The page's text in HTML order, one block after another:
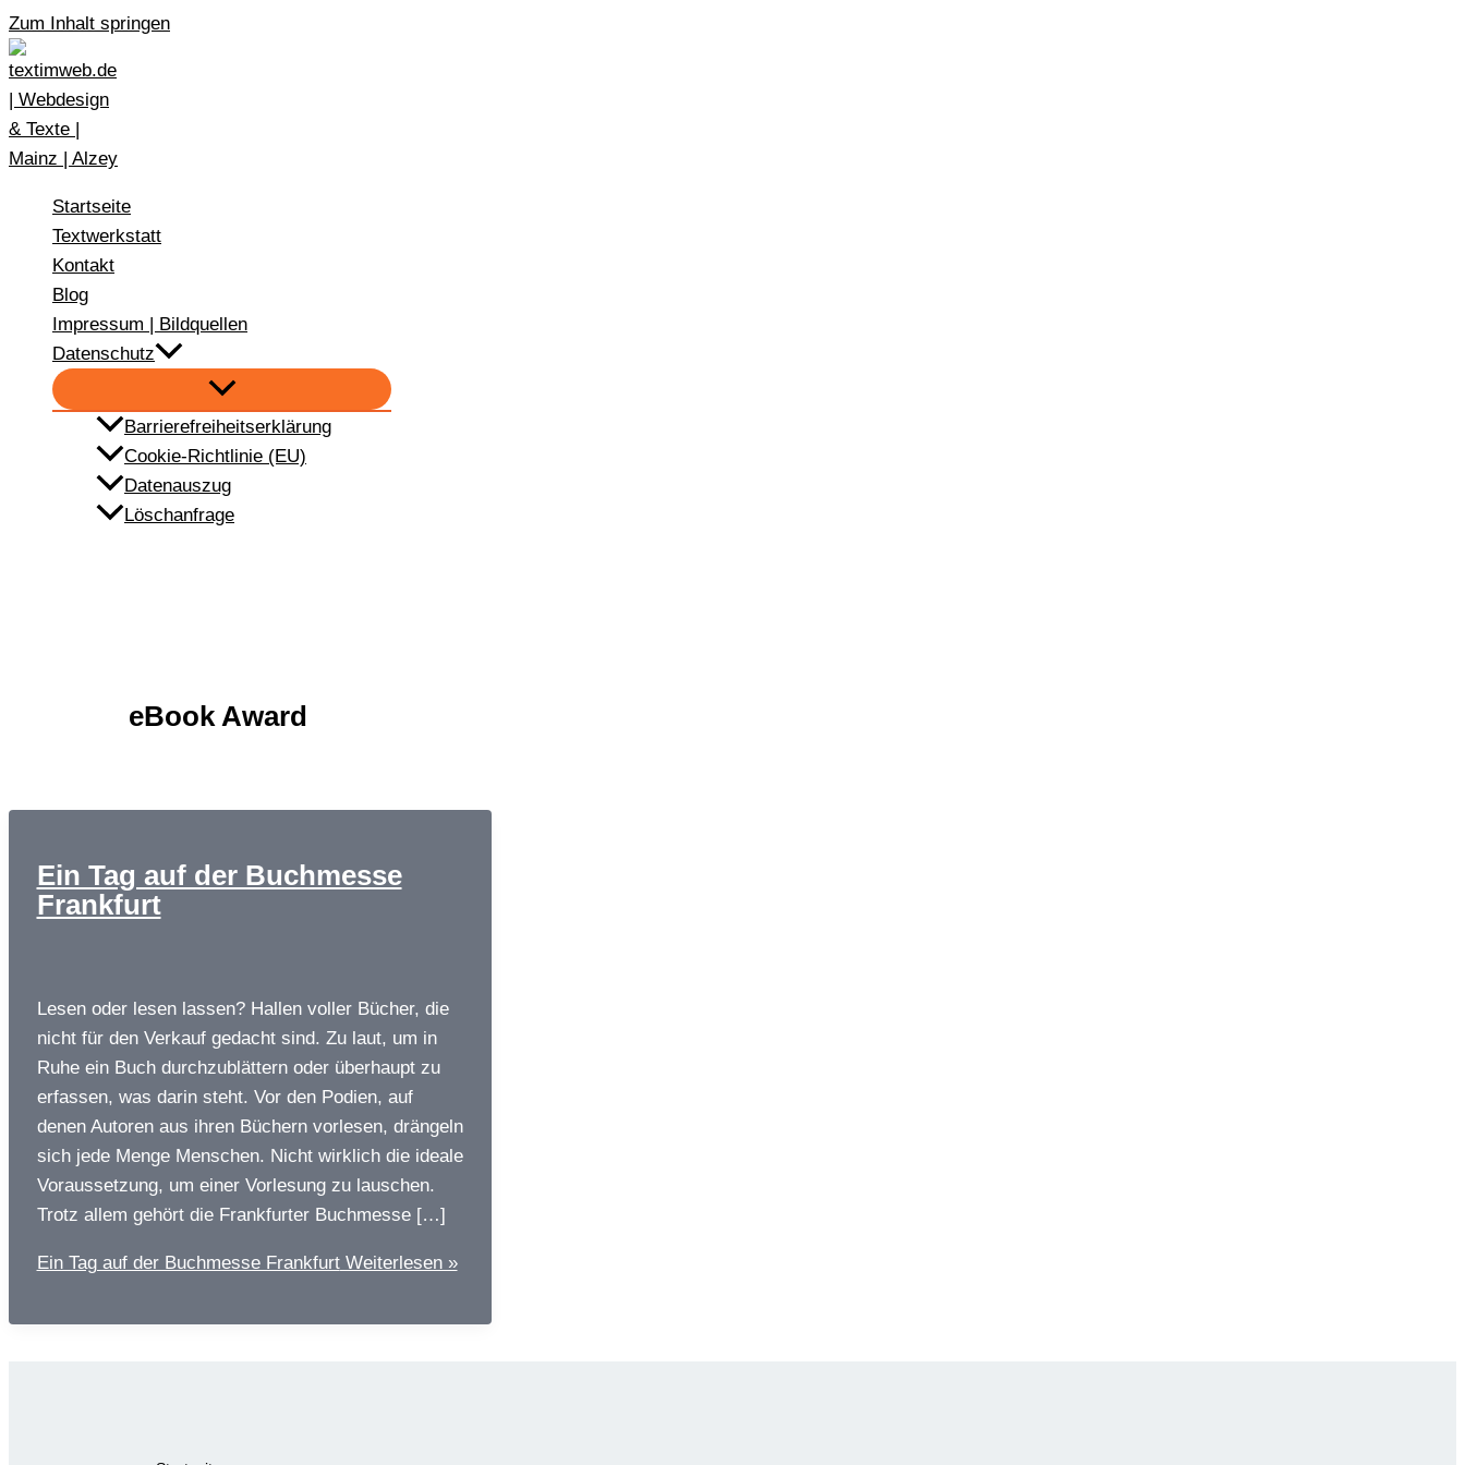
Zum Inhalt springen
Startseite
Textwerkstatt
Kontakt
Blog
Impressum | Bildquellen
Datenschutz
Barrierefreiheitserklärung
Cookie-Richtlinie (EU)
Datenauszug
Löschanfrage
eBook Award
Ein Tag auf der Buchmesse
Frankfurt
Lesen oder lesen lassen? Hallen voller Bücher, die
nicht für den Verkauf gedacht sind. Zu laut, um in
Ruhe ein Buch durchzublättern oder überhaupt zu
erfassen, was darin steht. Vor den Podien, auf
denen Autoren aus ihren Büchern vorlesen, drängeln
sich jede Menge Menschen. Nicht wirklich die ideale
Voraussetzung, um einer Vorlesung zu lauschen.
Trotz allem gehört die Frankfurter Buchmesse […]
Ein Tag auf der Buchmesse FrankfurtWeiterlesen »